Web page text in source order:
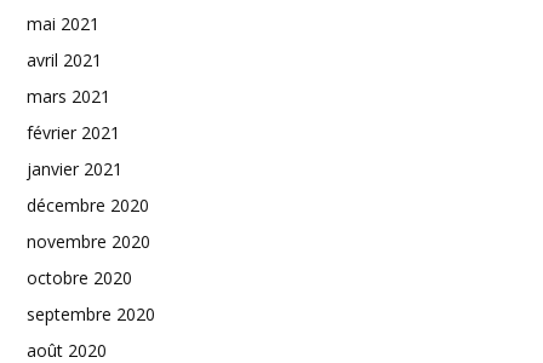
mai 2021
avril 2021
mars 2021
février 2021
janvier 2021
décembre 2020
novembre 2020
octobre 2020
septembre 2020
août 2020